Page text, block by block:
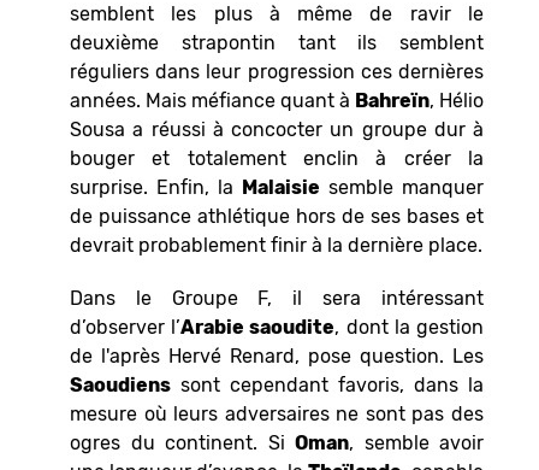
semblent les plus à même de ravir le
deuxième strapontin tant ils semblent
réguliers dans leur progression ces dernières
années. Mais méfiance quant à Bahreïn, Hélio
Sousa a réussi à concocter un groupe dur à
bouger et totalement enclin à créer la
surprise. Enfin, la Malaisie semble manquer
de puissance athlétique hors de ses bases et
devrait probablement finir à la dernière place.
Dans le Groupe F, il sera intéressant
d’observer l’Arabie saoudite, dont la gestion
de l'après Hervé Renard, pose question. Les
Saoudiens sont cependant favoris, dans la
mesure où leurs adversaires ne sont pas des
ogres du continent. Si Oman, semble avoir